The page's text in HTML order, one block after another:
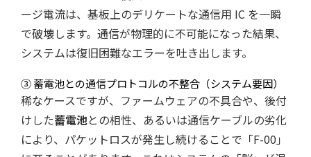
ージ電流は、基板上のデリケートな通信用 IC を一瞬
で破壊します。通信が物理的に不可能になった結果、
システムは復旧困難なエラーを吐き出します。
③ 蓄電池との通信プロトコルの不整合（システム要因）
稀なケースですが、ファームウェアの不具合や、後付
けした蓄電池との相性、あるいは通信ケーブルの劣化
により、パケットロスが発生し続けることで「F-00」